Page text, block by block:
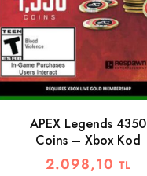
APEX Legends 4350
Coins – Xbox Kod
2.098,10 TL